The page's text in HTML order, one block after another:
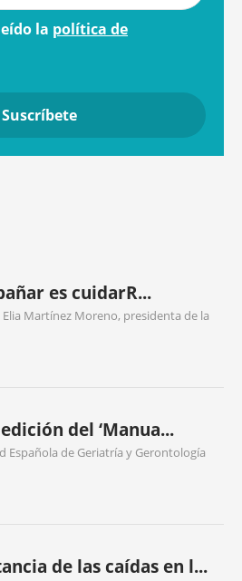
la política de
es cuidarR...
Martínez Moreno, presidenta de la
del ‘Manua...
Española de Geriatría y Gerontología
de las caídas en l...